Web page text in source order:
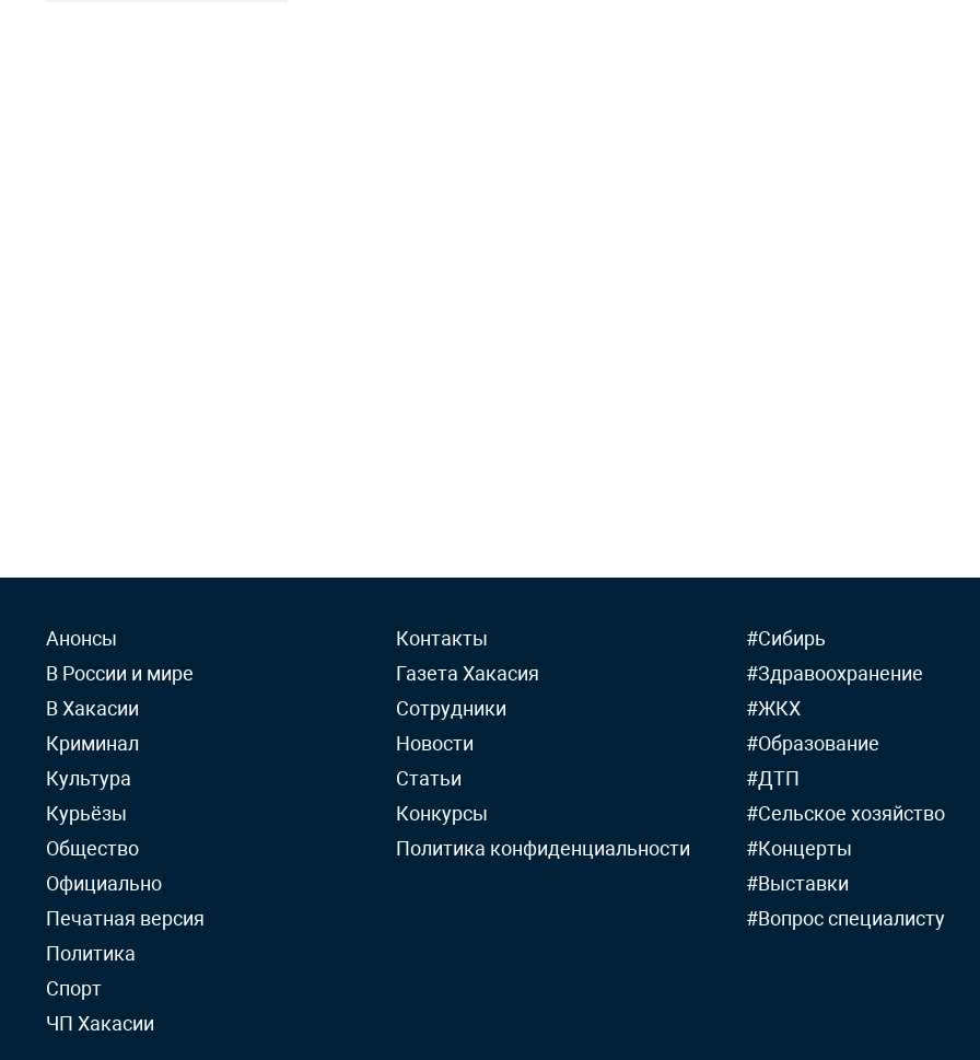
Анонсы
В России и мире
В Хакасии
Криминал
Культура
Курьёзы
Общество
Официально
Печатная версия
Политика
Спорт
ЧП Хакасии
Контакты
Газета Хакасия
Сотрудники
Новости
Статьи
Конкурсы
Политика конфиденциальности
#Сибирь
#Здравоохранение
#ЖКХ
#Образование
#ДТП
#Сельское хозяйство
#Концерты
#Выставки
#Вопрос специалисту